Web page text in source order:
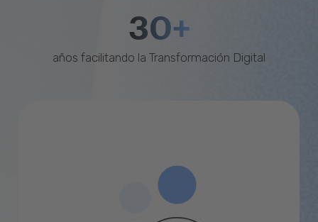
30+
años facilitando la Transformación Digital